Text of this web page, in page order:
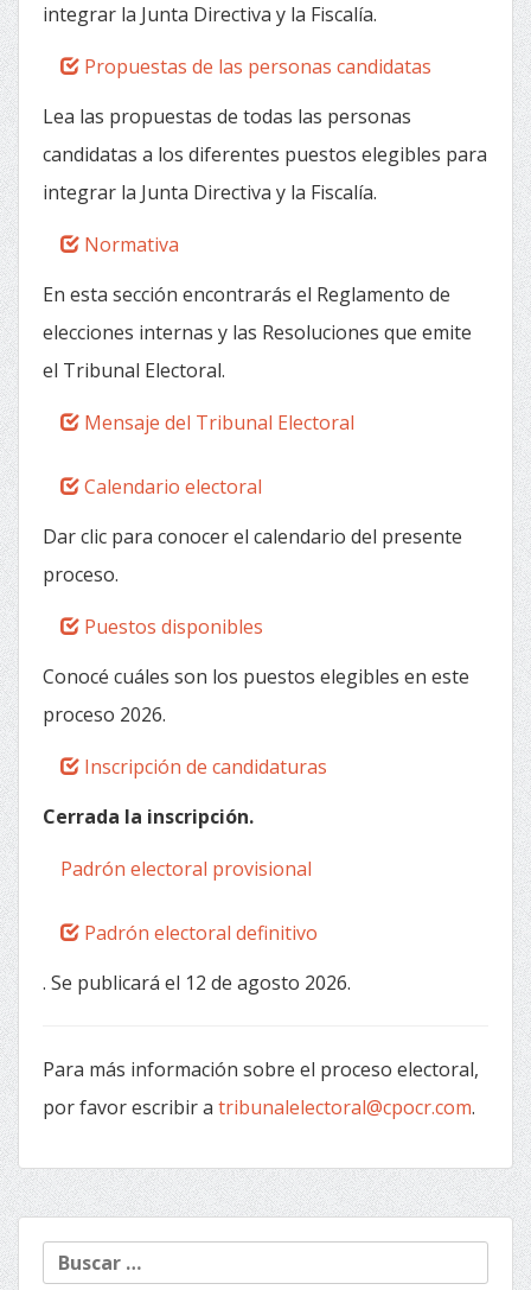
integrar la Junta Directiva y la Fiscalía.
Propuestas de las personas candidatas
Lea las propuestas de todas las personas
candidatas a los diferentes puestos elegibles para
integrar la Junta Directiva y la Fiscalía.
Normativa
En esta sección encontrarás el Reglamento de
elecciones internas y las Resoluciones que emite
el Tribunal Electoral.
Mensaje del Tribunal Electoral
Calendario electoral
Dar clic para conocer el calendario del presente
proceso.
Puestos disponibles
Conocé cuáles son los puestos elegibles en este
proceso 2026.
Inscripción de candidaturas
Cerrada la inscripción.
Padrón electoral provisional
Padrón electoral definitivo
. Se publicará el 12 de agosto 2026.
Para más información sobre el proceso electoral,
por favor escribir a tribunalelectoral@cpocr.com.
Buscar: